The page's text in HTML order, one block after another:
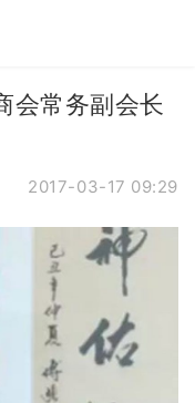
会常务副会长
2017-03-17 09:29